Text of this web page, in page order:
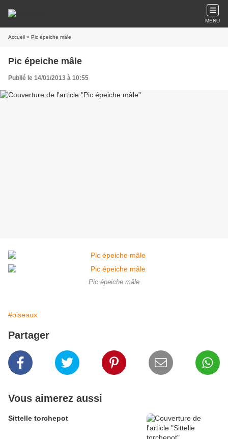
MENU
Accueil » Pic épeiche mâle
Pic épeiche mâle
Publié le 14/01/2013 à 10:55
Pic épeiche mâle
#oiseaux
Partager
Vous aimerez aussi
Sittelle torchepot